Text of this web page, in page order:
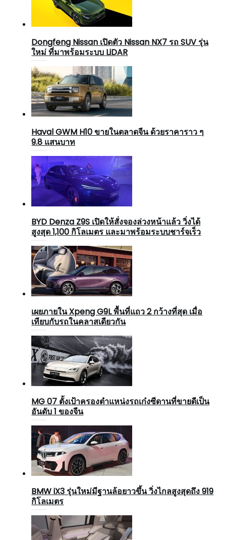
Dongfeng Nissan เปิดตัว Nissan NX7 รถ SUV รุ่น
ใหม่ ที่มาพร้อมระบบ LiDAR
Haval GWM H10 ขายในตลาดจีน ด้วยราคาราว ๆ
9.8 แสนบาท
BYD Denza Z9S เปิดให้สั่งจองล่วงหน้าแล้ว วิ่งได้
สูงสุด 1,100 กิโลเมตร และมาพร้อมระบบชาร์จเร็ว
เผยภายใน Xpeng G9L พื้นที่แถว 2 กว้างที่สุด เมื่อ
เทียบกับรถในคลาสเดียวกัน
MG 07 ตั้งเป้าครองตำแหน่งรถเก๋งซีดานที่ขายดีเป็น
อันดับ 1 ของจีน
BMW iX3 รุ่นใหม่มีฐานล้อยาวขึ้น วิ่งไกลสูงสุดถึง 919
กิโลเมตร